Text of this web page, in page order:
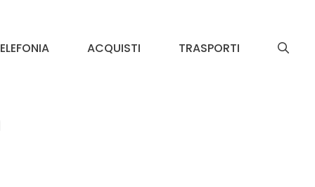
ACQUISTI TRASPORTI